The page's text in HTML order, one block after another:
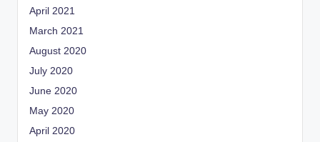
April 2021
March 2021
August 2020
July 2020
June 2020
May 2020
April 2020